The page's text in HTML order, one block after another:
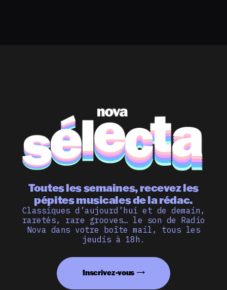
Toutes les semaines, recevez les
pépites musicales de la rédac.
Classiques d’aujourd’hui et de demain,
raretés, rare grooves… le son de Radio
Nova dans votre boîte mail, tous les
jeudis à 18h.
Inscrivez-vous